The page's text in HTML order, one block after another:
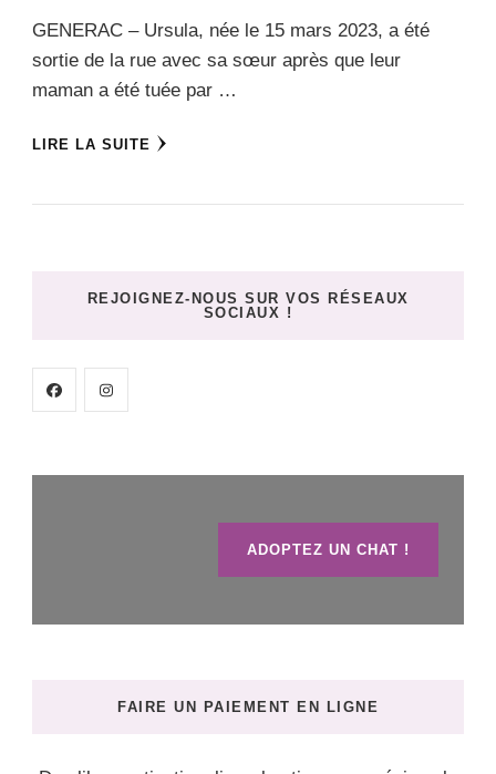
GENERAC – Ursula, née le 15 mars 2023, a été
sortie de la rue avec sa sœur après que leur
maman a été tuée par …
LIRE LA SUITE
REJOIGNEZ-NOUS SUR VOS RÉSEAUX
SOCIAUX !
ADOPTEZ UN CHAT !
FAIRE UN PAIEMENT EN LIGNE